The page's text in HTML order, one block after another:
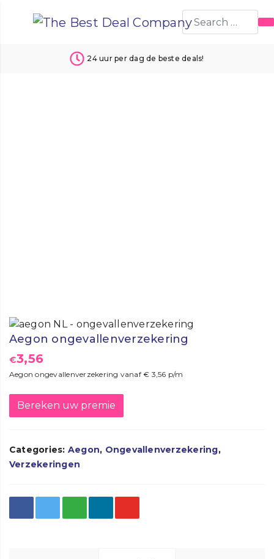
24 uur per dag de beste deals!
Aegon ongevallenverzekering
€3,56
Aegon ongevallenverzekering vanaf € 3,56 p/m
Bereken uw premie
Categories: Aegon, Ongevallenverzekering,
Verzekeringen